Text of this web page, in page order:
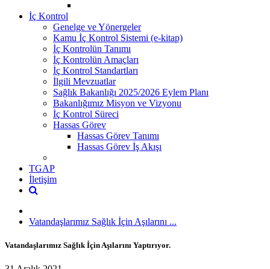
İç Kontrol
Genelge ve Yönergeler
Kamu İç Kontrol Sistemi (e-kitap)
İç Kontrolün Tanımı
İç Kontrolün Amaçları
İç Kontrol Standartları
İlgili Mevzuatlar
Sağlık Bakanlığı 2025/2026 Eylem Planı
Bakanlığımız Misyon ve Vizyonu
İç Kontrol Süreci
Hassas Görev
Hassas Görev Tanımı
Hassas Görev İş Akışı
TGAP
İletişim
Vatandaşlarımız Sağlık İçin Aşılarını ...
Vatandaşlarımız Sağlık İçin Aşılarını Yaptırıyor.